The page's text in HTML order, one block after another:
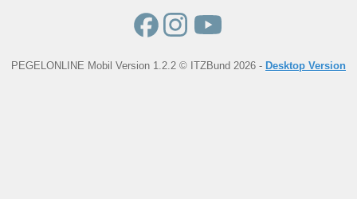
PEGELONLINE Mobil Version 1.2.2 © ITZBund 2026 - Desktop Version